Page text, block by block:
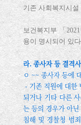
기존 사회복지시
보건복지부 「
용이 명시되어 있
라. 종사자 등 결격
ㅇ ~~ 종사자 등에
- 기존 직원에 대한
되거나 기타 다른
는 등의 경우가 아
침해 및 경찰청 범